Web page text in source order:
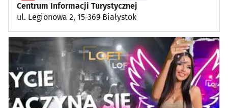
Centrum Informacji Turystycznej
ul. Legionowa 2, 15-369 Białystok